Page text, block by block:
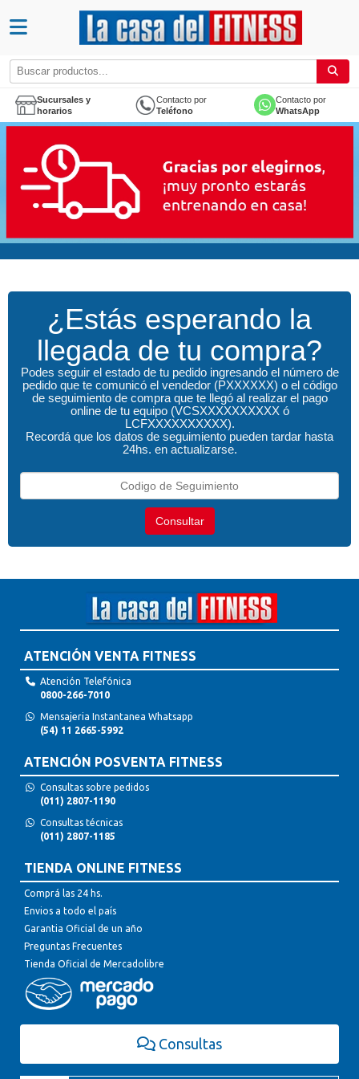
Sucursales y
horarios
Contacto por
Teléfono
Contacto por
WhatsApp
¿Estás esperando la
llegada de tu compra?
Podes seguir el estado de tu pedido ingresando el número de
pedido que te comunicó el vendedor (PXXXXXX) o el código
de seguimiento de compra que te llegó al realizar el pago
online de tu equipo (VCSXXXXXXXXXX ó
LCFXXXXXXXXXX).
Recordá que los datos de seguimiento pueden tardar hasta
24hs. en actualizarse.
Consultar
ATENCIÓN VENTA FITNESS
Atención Telefónica
0800-266-7010
Mensajeria Instantanea Whatsapp
(54) 11 2665-5992
ATENCIÓN POSVENTA FITNESS
Consultas sobre pedidos
(011) 2807-1190
Consultas técnicas
(011) 2807-1185
TIENDA ONLINE FITNESS
Comprá las 24 hs.
Envios a todo el país
Garantia Oficial de un año
Preguntas Frecuentes
Tienda Oficial de Mercadolibre
Consultas